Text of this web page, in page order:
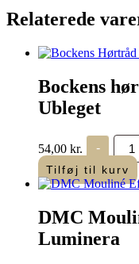
Relaterede
Bockens
Ubleget
54,00 kr. -
-
-
Tilføj til kurv
DMC
Luminera